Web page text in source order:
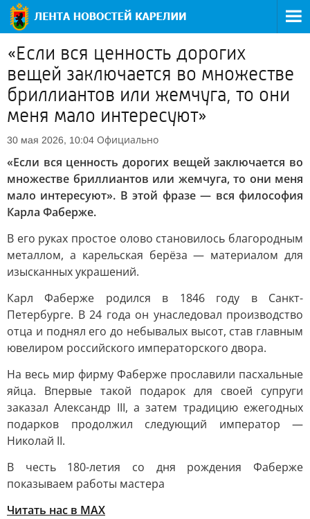
«Если вся ценность дорогих
вещей заключается во множестве
бриллиантов или жемчуга, то они
меня мало интересуют»
30 мая 2026, 10:04 Официально
«Если вся ценность дорогих вещей заключается во
множестве бриллиантов или жемчуга, то они меня
мало интересуют». В этой фразе — вся философия
Карла Фаберже.
В его руках простое олово становилось благородным
металлом, а карельская берёза — материалом для
изысканных украшений.
Карл Фаберже родился в 1846 году в Санкт-
Петербурге. В 24 года он унаследовал производство
отца и поднял его до небывалых высот, став главным
ювелиром российского императорского двора.
На весь мир фирму Фаберже прославили пасхальные
яйца. Впервые такой подарок для своей супруги
заказал Александр III, а затем традицию ежегодных
подарков продолжил следующий император —
Николай II.
В честь 180-летия со дня рождения Фаберже
показываем работы мастера
Читать нас в MAX